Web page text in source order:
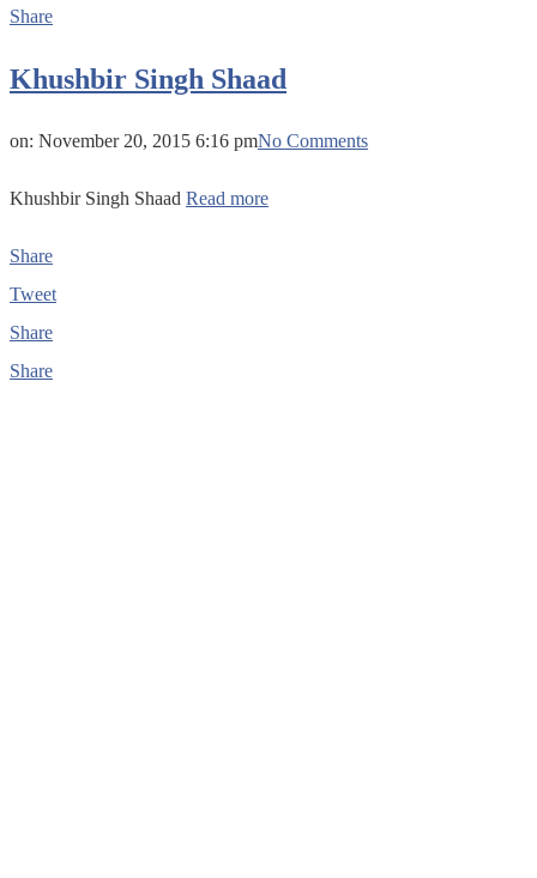
Share
Khushbir Singh Shaad
on: November 20, 2015 6:16 pmNo Comments
Khushbir Singh Shaad Read more
Share
Tweet
Share
Share